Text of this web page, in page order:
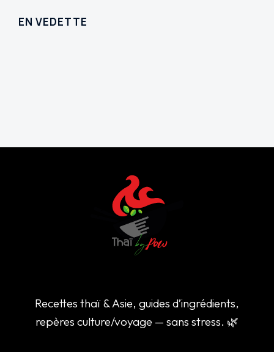
EN VEDETTE
Recettes thaï & Asie, guides d’ingrédients,
repères culture/voyage — sans stress. 🌿